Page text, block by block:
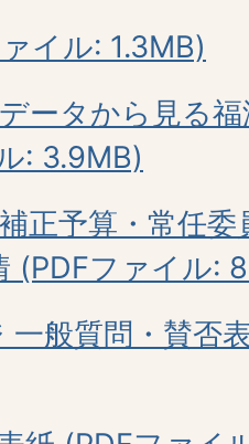
イル: 1.3MB)
ータから見る
: 3.9MB)
正予算・常任委
(PDFファイル:
一般質問・賛否